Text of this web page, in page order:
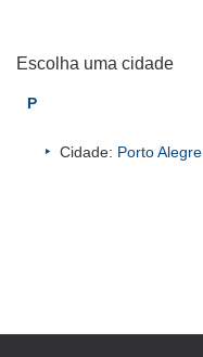
Escolha uma cidade
P
Cidade: Porto Alegre